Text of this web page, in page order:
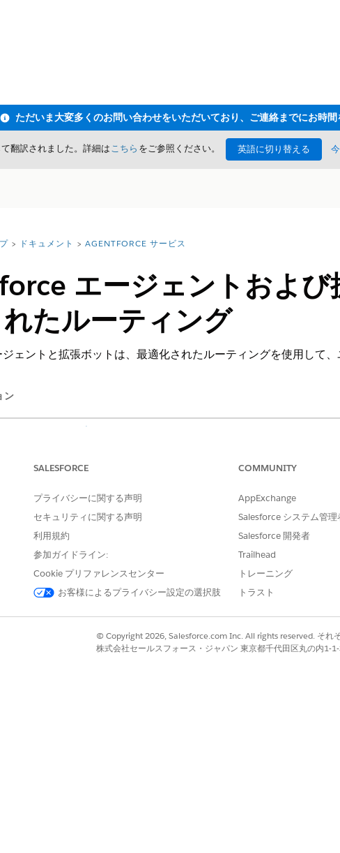
翻訳されました。詳細はこちら をご参照ください。 英語に切り替える
ドキュメント AGENTFORCE サービス
エージェントおよび
たルーティング
ェントと拡張ボットは、最適化されたルーティングを使用して
ン
るエディションを表示する
ィング確認ステップが完了するまで待つ必要はありません。この
ため、より迅速で応答性の高いインタラクションが得られます。
ージェントまたはボットに転送するには、接続を確立する前に一
ットは常に使用できるため、更新されたルーティング プロセス
ィング動作には、次の手順が含まれます。
は待機中のサービスルーティング (PSR) レコードの作成をスキップします。
SALESFORCE
プライバシーに関する声明
セキュリティに関する声明
利用規約
参加ガイドライン:
Cookie プリファレンスセンター
お客様によるプライバシー設定の選択肢
COMMUNITY
AppExchange
Salesforce システム管理
Salesforce 開発者
Trailhead
トレーニング
トラスト
© Copyright 2026, Salesforce.com Inc. All rights reserved. それ
株式会社セールスフォース・ジャパン 東京都千代田区丸の内1-